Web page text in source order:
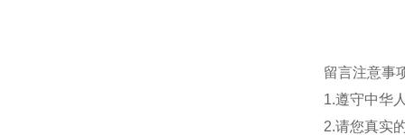
留言注意事
1.遵守中华
2.请您真实